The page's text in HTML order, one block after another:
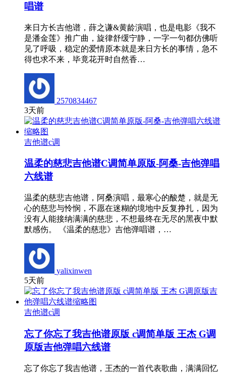
唱谱
来日方长吉他谱，薛之谦&黄龄演唱，也是电影《我不
是潘金莲》推广曲，旋律舒缓宁静，一字一句都仿佛听
见了呼吸，稳定的爱情原本就是来日方长的事情，急不
得也求不来，毕竟花开时自然香…
2570834467
3天前
吉他谱c调
温柔的慈悲吉他谱C调简单原版-阿桑-吉他弹唱
六线谱
温柔的慈悲吉他谱，阿桑演唱，最寒心的酸楚，就是无
心的慈悲与怜悯，不愿在迷糊的境地中反复挣扎，因为
没有人能接纳满满的慈悲，不想最终在无尽的黑夜中默
默感伤。 《温柔的慈悲》吉他弹唱谱，…
yalixinwen
5天前
吉他谱c调
忘了你忘了我吉他谱原版 c调简单版 王杰 G调
原版吉他弹唱六线谱
忘了你忘了我吉他谱，王杰的一首代表歌曲，满满回忆